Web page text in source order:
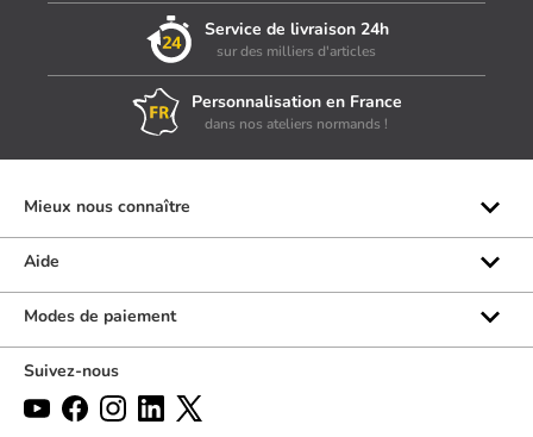
Service de livraison 24h
sur des milliers d'articles
Personnalisation en France
dans nos ateliers normands !
Mieux nous connaître
Qui sommes-nous ?
Les marques
Aide
Rubrique d'aide
Formulaire de contact
Par chat
Modes de paiement
Suivez-nous